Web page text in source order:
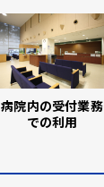
病院内の受付業務
での利用